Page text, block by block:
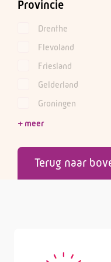
Provincie
Drenthe
Flevoland
Friesland
Gelderland
Groningen
Terug naar